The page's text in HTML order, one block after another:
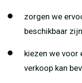
zorgen we
beschikbaar
kiezen we voor
verkoop kan